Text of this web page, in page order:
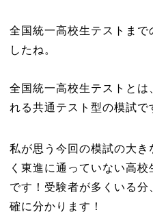
全国統一高校生テストまで
したね。
全国統一高校生テストと
れる共通テスト型の模試で
私が思う今回の模試の大
く東進に通っていない高
です！受験者が多くいる
確に分かります！